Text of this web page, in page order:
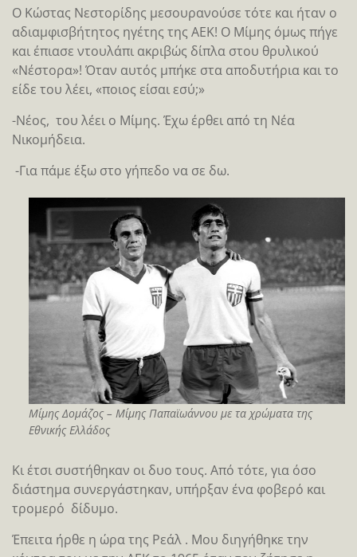
Ο Κώστας Νεστορίδης μεσουρανούσε τότε και ήταν ο
αδιαμφισβήτητος ηγέτης της ΑΕΚ! Ο Μίμης όμως πήγε
και έπιασε ντουλάπι ακριβώς δίπλα στου θρυλικού
«Νέστορα»! Όταν αυτός μπήκε στα αποδυτήρια και το
είδε του λέει, «ποιος είσαι εσύ;»
-Νέος, του λέει ο Μίμης. Έχω έρθει από τη Νέα
Νικομήδεια.
-Για πάμε έξω στο γήπεδο να σε δω.
Μίμης Δομάζος – Μίμης Παπαϊωάννου με τα χρώματα της
Εθνικής Ελλάδος
Κι έτσι συστήθηκαν οι δυο τους. Από τότε, για όσο
διάστημα συνεργάστηκαν, υπήρξαν ένα φοβερό και
τρομερό δίδυμο.
Έπειτα ήρθε η ώρα της Ρεάλ . Μου διηγήθηκε την